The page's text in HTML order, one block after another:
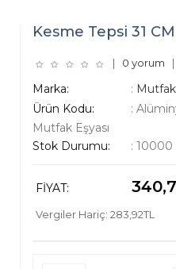
Kesme Tepsi 31 CM
| 0 yorum |
Marka: :
Ürün Kodu:
:
Mutfak Eşyası
Stok Durumu:
: 10000
FIYAT:
Vergiler Hariç: 283,92TL